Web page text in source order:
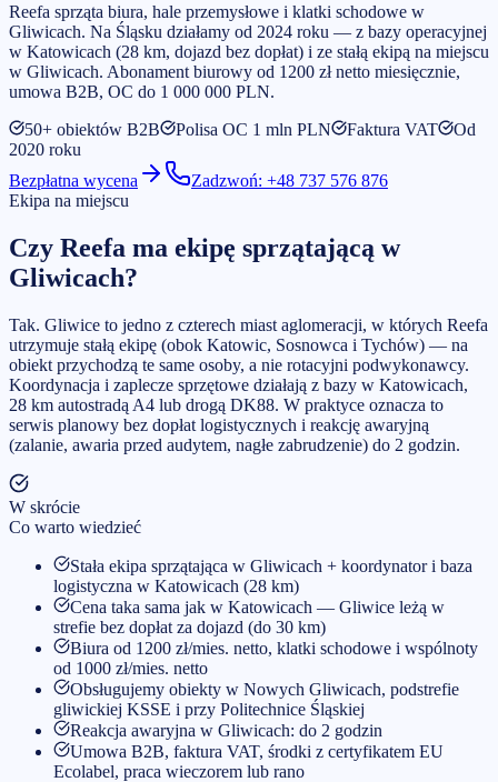
Reefa sprząta biura, hale przemysłowe i klatki schodowe w
Gliwicach. Na Śląsku działamy od 2024 roku — z bazy operacyjnej
w Katowicach (28 km, dojazd bez dopłat) i ze stałą ekipą na miejscu
w Gliwicach. Abonament biurowy od 1200 zł netto miesięcznie,
umowa B2B, OC do 1 000 000 PLN.
50+ obiektów B2B
Polisa OC 1 mln PLN Faktura VAT
Od
2020 roku
Bezpłatna wycena
Zadzwoń: +48 737 576 876
Ekipa na miejscu
Czy Reefa ma ekipę sprzątającą w
Gliwicach?
Tak. Gliwice to jedno z czterech miast aglomeracji, w których Reefa
utrzymuje stałą ekipę (obok Katowic, Sosnowca i Tychów) — na
obiekt przychodzą te same osoby, a nie rotacyjni podwykonawcy.
Koordynacja i zaplecze sprzętowe działają z bazy w Katowicach,
28 km autostradą A4 lub drogą DK88. W praktyce oznacza to
serwis planowy bez dopłat logistycznych i reakcję awaryjną
(zalanie, awaria przed audytem, nagłe zabrudzenie) do 2 godzin.
W skrócie
Co warto wiedzieć
Stała ekipa sprzątająca w Gliwicach + koordynator i baza
logistyczna w Katowicach (28 km)
Cena taka sama jak w Katowicach — Gliwice leżą w
strefie bez dopłat za dojazd (do 30 km)
Biura od 1200 zł/mies. netto, klatki schodowe i wspólnoty
od 1000 zł/mies. netto
Obsługujemy obiekty w Nowych Gliwicach, podstrefie
gliwickiej KSSE i przy Politechnice Śląskiej
Reakcja awaryjna w Gliwicach: do 2 godzin
Umowa B2B, faktura VAT, środki z certyfikatem EU
Ecolabel, praca wieczorem lub rano